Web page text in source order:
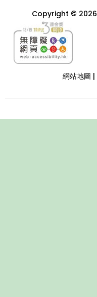
Copyright © 2026
網站地圖 |